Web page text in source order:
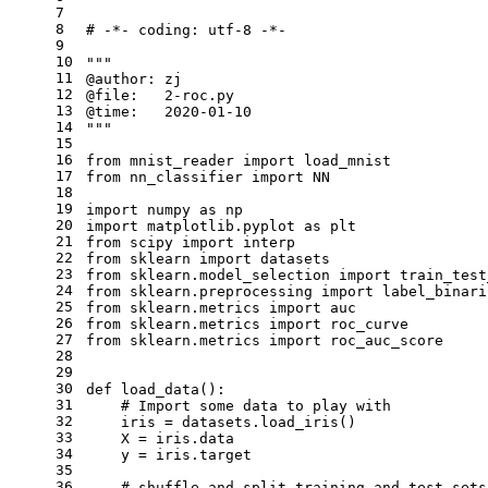
7
8
9
10
11
12
13
14
15
16
17
18
19
20
21
22
23
24
25
26
27
28
29
30
31
32
33
34
35
# -*- coding: utf-8 -*-
"""
@author: zj
@file:   2-roc.py
@time:   2020-01-10
"""
from mnist_reader import load_mnist
from nn_classifier import NN
import numpy as np
import matplotlib.pyplot as plt
from scipy import interp
from sklearn import datasets
from sklearn.model_selection import
from sklearn.preprocessing import
from sklearn.metrics import auc
from sklearn.metrics import roc_curve
from sklearn.metrics import roc_auc_score
def load_data():
    # Import some data to play with
    iris = datasets.load_iris()
    X = iris.data
    y = iris.target